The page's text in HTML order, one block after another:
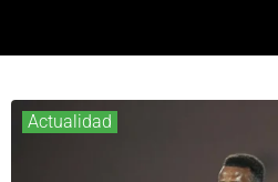
Actualidad